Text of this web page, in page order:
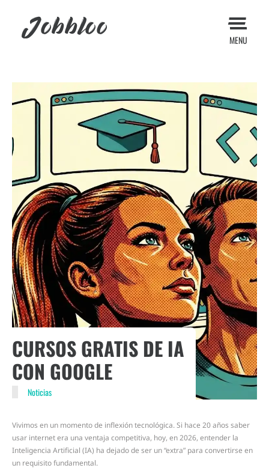
MENU
Jobbloo
CURSOS GRATIS DE IA
CON GOOGLE
Noticias
Vivimos en un momento de inflexión tecnológica. Si hace 20 años saber
usar internet era una ventaja competitiva, hoy, en 2026, entender la
Inteligencia Artificial (IA) ha dejado de ser un “extra” para convertirse en
un requisito fundamental.